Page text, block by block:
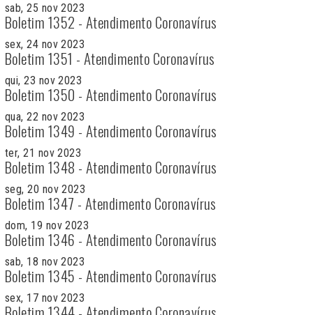
sab, 25 nov 2023
Boletim 1352 - Atendimento Coronavírus
sex, 24 nov 2023
Boletim 1351 - Atendimento Coronavírus
qui, 23 nov 2023
Boletim 1350 - Atendimento Coronavírus
qua, 22 nov 2023
Boletim 1349 - Atendimento Coronavírus
ter, 21 nov 2023
Boletim 1348 - Atendimento Coronavírus
seg, 20 nov 2023
Boletim 1347 - Atendimento Coronavírus
dom, 19 nov 2023
Boletim 1346 - Atendimento Coronavírus
sab, 18 nov 2023
Boletim 1345 - Atendimento Coronavírus
sex, 17 nov 2023